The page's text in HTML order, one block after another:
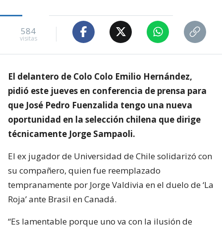
584
visitas
El delantero de Colo Colo Emilio Hernández,
pidió este jueves en conferencia de prensa para
que José Pedro Fuenzalida tengo una nueva
oportunidad en la selección chilena que dirige
técnicamente Jorge Sampaoli.
El ex jugador de Universidad de Chile solidarizó con
su compañero, quien fue reemplazado
tempranamente por Jorge Valdivia en el duelo de ‘La
Roja’ ante Brasil en Canadá.
“Es lamentable porque uno va con la ilusión de